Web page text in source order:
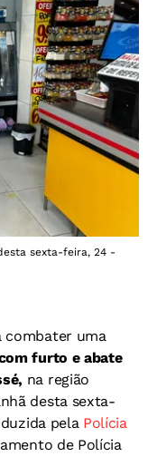
sexta-feira, 24 -
combater uma
furto e abate
na região
desta sexta-
pela Polícia
de Polícia